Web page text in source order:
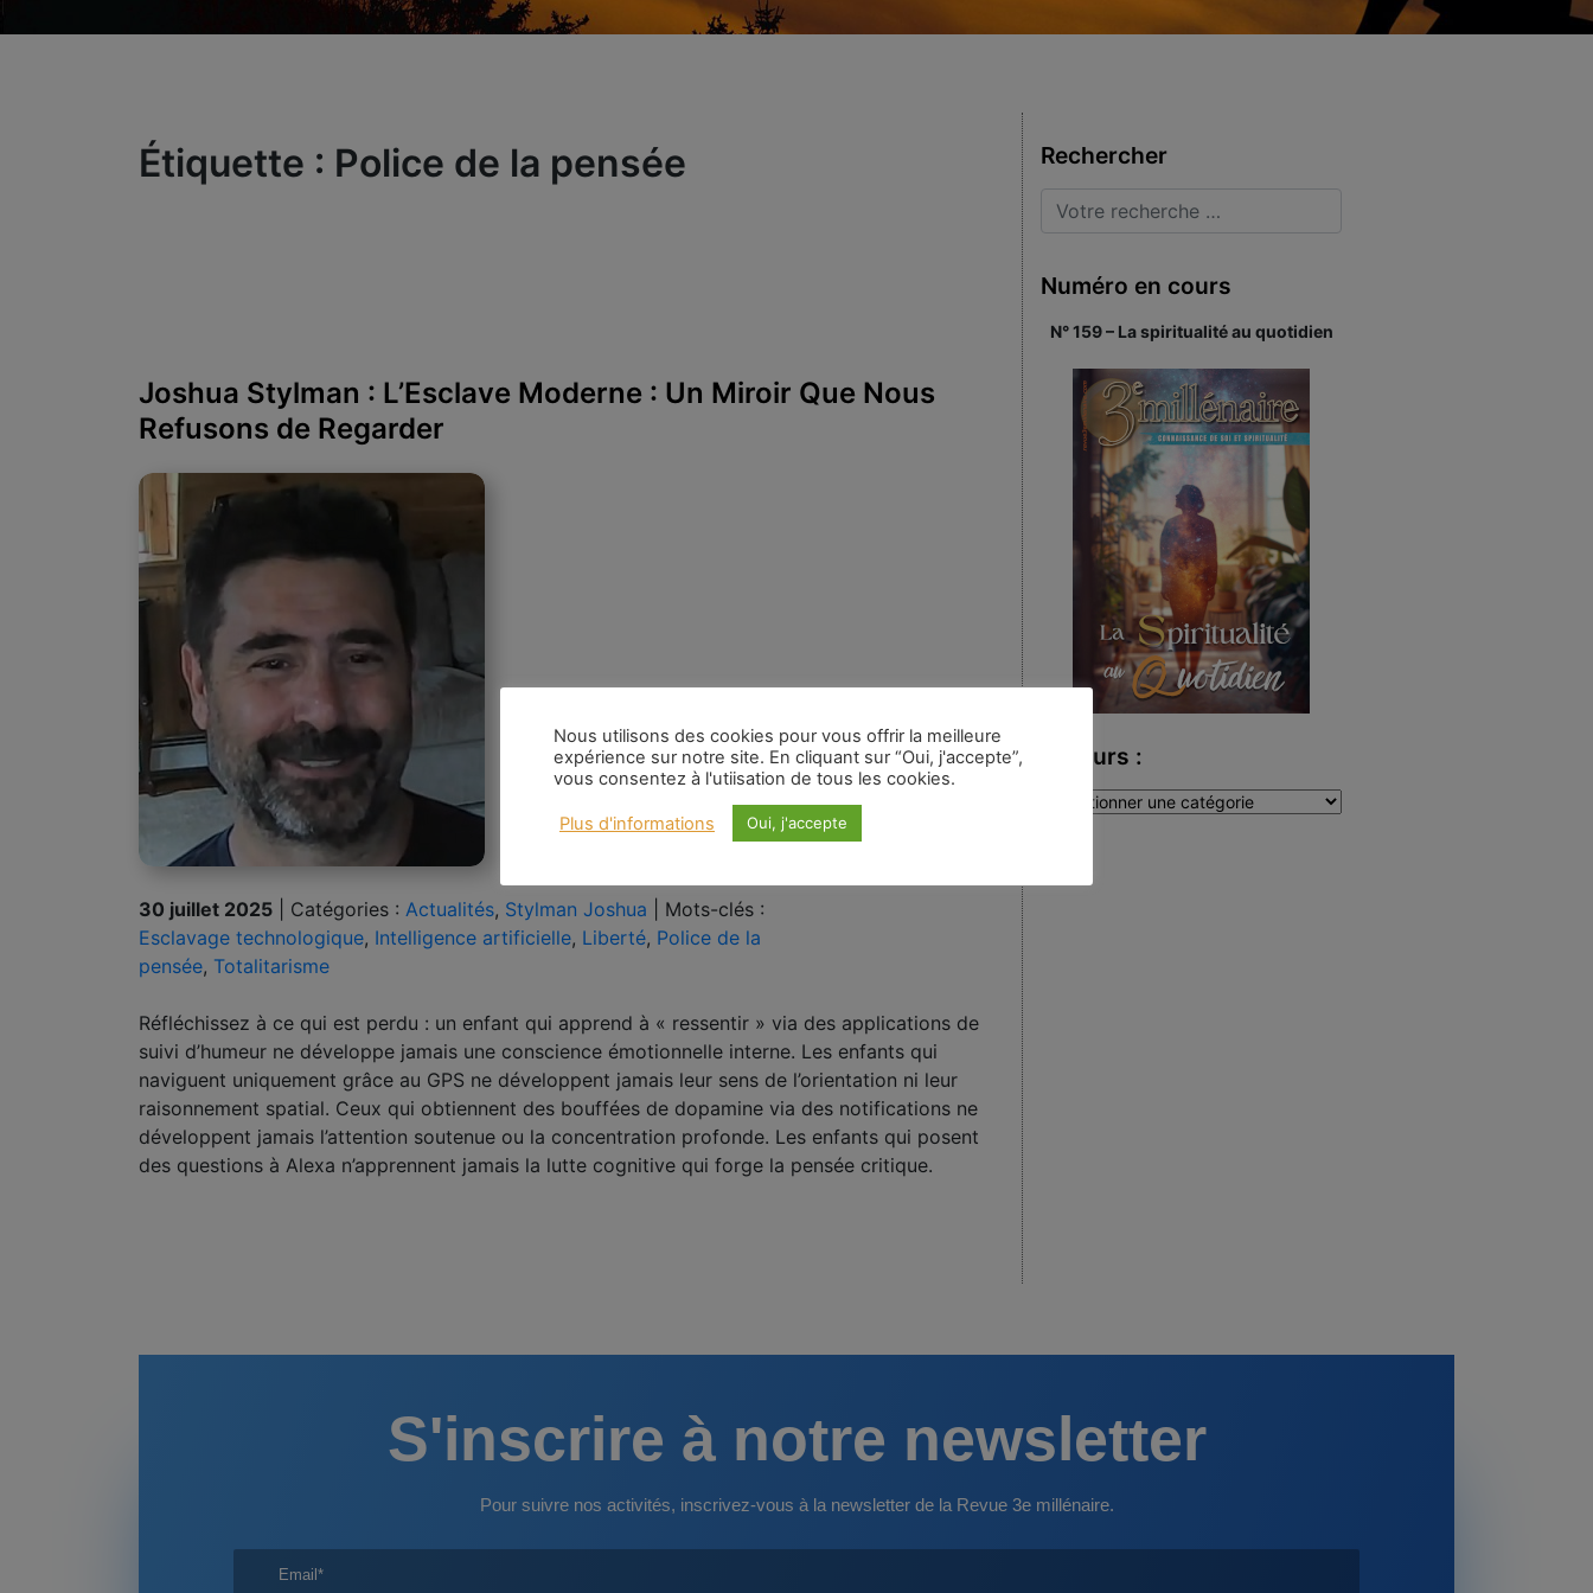
Étiquette : Police de la pensée
Joshua Stylman : L’Esclave Moderne : Un Miroir Que Nous
Refusons de Regarder
30 juillet 2025 Catégories : Actualités, Stylman Joshua
Mots-clés :
Esclavage technologique, Intelligence artificielle, Liberté, Police de la
pensée, Totalitarisme
Réfléchissez à ce qui est perdu : un enfant qui apprend à « ressentir » via des applications de
suivi d’humeur ne développe jamais une conscience émotionnelle interne. Les enfants qui
naviguent uniquement grâce au GPS ne développent jamais leur sens de l’orientation ni leur
raisonnement spatial. Ceux qui obtiennent des bouffées de dopamine via des notifications ne
développent jamais l’attention soutenue ou la concentration profonde. Les enfants qui posent
des questions à Alexa n’apprennent jamais la lutte cognitive qui forge la pensée critique.
Rechercher
Numéro en cours
N° 159 – La spiritualité au quotidien
Auteurs :
Auteurs
S'inscrire à notre newsletter
Pour suivre nos activités, inscrivez-vous à la newsletter de la Revue 3e millénaire.
Nous utilisons des cookies pour vous offrir la meilleure
expérience sur notre site. En cliquant sur “Oui, j'accepte”,
vous consentez à l'utiisation de tous les cookies.
Plus d'informations Oui, j'accepte